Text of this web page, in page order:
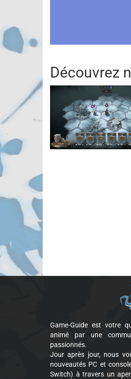
Découvrez
Game-Guide est votre
animé par une
passionnés.
Jour après jour, nous
nouveautés PC et
Switch) à travers un